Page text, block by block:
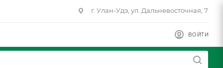
г. Улан-Удэ, ул. Дальневосточная, 7
ВОЙТИ